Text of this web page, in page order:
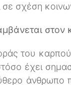
σχέση
του
έχει